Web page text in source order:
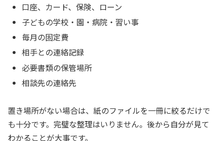
口座、カード、保険、ローン
子どもの学校・園・病院・習い事
毎月の固定費
相手との連絡記録
必要書類の保管場所
相談先の連絡先
置き場所がない場合は、紙のファイルを一冊に絞るだけで
も十分です。完璧な整理はいりません。後から自分が見て
わかることが大事です。